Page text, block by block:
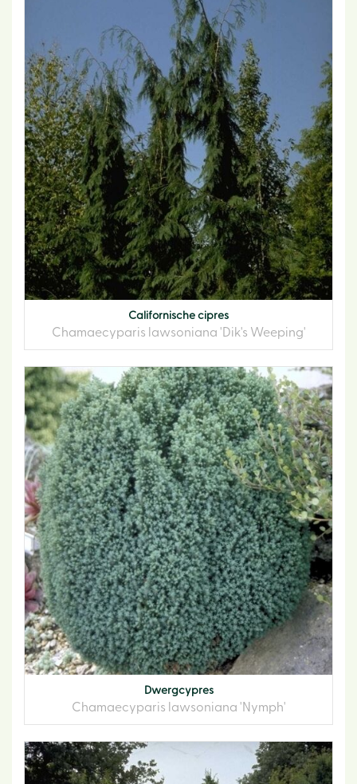
Californische cipres
Chamaecyparis lawsoniana 'Dik's Weeping'
Dwergcypres
Chamaecyparis lawsoniana 'Nymph'